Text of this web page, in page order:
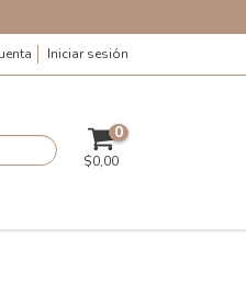
Iniciar sesión
0
$0,00